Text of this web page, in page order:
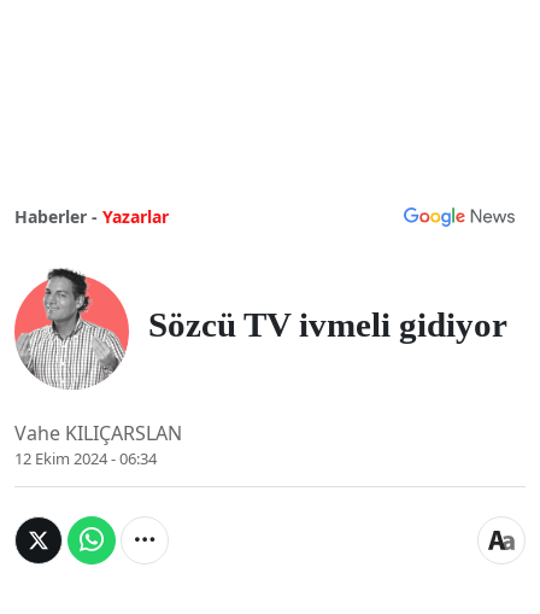
Haberler - Yazarlar
Sözcü TV ivmeli gidiyor
Vahe KILIÇARSLAN
12 Ekim 2024 - 06:34